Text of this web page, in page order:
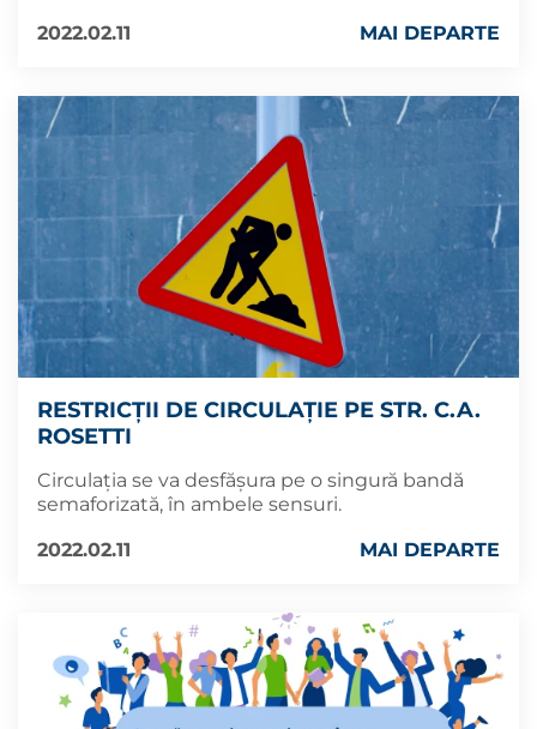
2022.02.11
MAI DEPARTE
RESTRICȚII DE CIRCULAȚIE PE STR. C.A.
ROSETTI
Circulația se va desfășura pe o singură bandă
semaforizată, în ambele sensuri.
2022.02.11
MAI DEPARTE